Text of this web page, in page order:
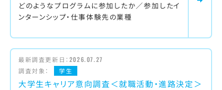
どのようなプログラムに参加したか／参加したイ
ンターンシップ・仕事体験先の業種
最新調査更新日： 2026.07.27
調査対象：
学生
大学生キャリア意向調査＜就職活動・進路決定＞